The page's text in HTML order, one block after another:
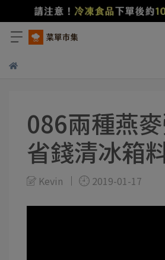
086兩種燕
省錢清冰箱
Kevin 2019-01-17